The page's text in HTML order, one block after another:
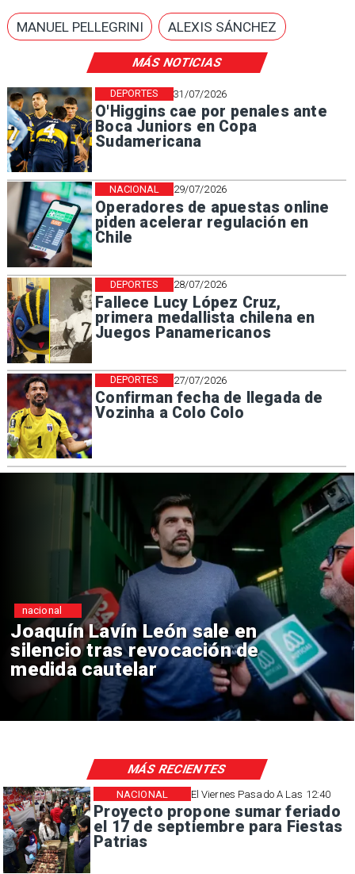
MÁS NOTICIAS
31/07/2026
O'Higgins cae por penales ante
Boca Juniors en Copa
Sudamericana
DEPORTES
29/07/2026
Operadores de apuestas online
piden acelerar regulación en
Chile
NACIONAL
28/07/2026
Fallece Lucy López Cruz,
primera medallista chilena en
Juegos Panamericanos
DEPORTES
27/07/2026
Confirman fecha de llegada de
Vozinha a Colo Colo
DEPORTES
MANUEL PELLEGRINI ALEXIS SÁNCHEZ
Chile y Venezuela
reinicio de relaciones
consulares
nacional
El Viernes Pasado A Las 12:40
Proyecto propone sumar feriado
el 17 de septiembre para Fiestas
Patrias
NACIONAL
MÁS RECIENTES